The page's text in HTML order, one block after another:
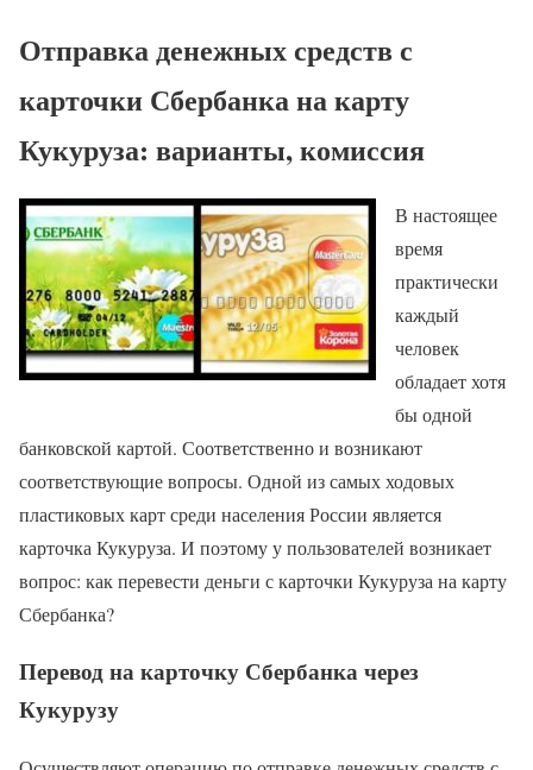
Отправка денежных средств с
карточки Сбербанка на карту
Кукуруза: варианты, комиссия
В настоящее
время
практически
каждый
человек
обладает хотя
бы одной
банковской картой. Соответственно и возникают
соответствующие вопросы. Одной из самых ходовых
пластиковых карт среди населения России является
карточка Кукуруза. И поэтому у пользователей возникает
вопрос: как перевести деньги с карточки Кукуруза на карту
Сбербанка?
Перевод на карточку Сбербанка через
Кукурузу